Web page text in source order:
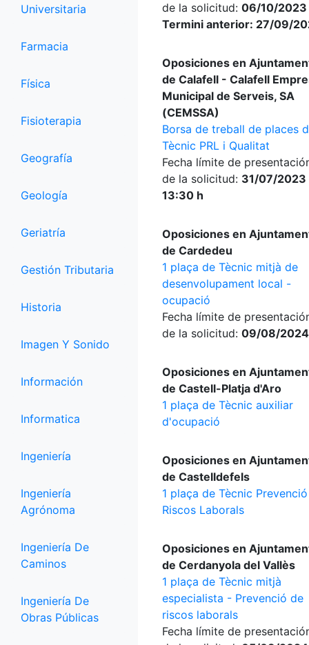
Universitaria
Farmacia
Física
Fisioterapia
Geografía
Geología
Geriatría
Gestión Tributaria
Historia
Imagen Y Sonido
Información
Informatica
Ingeniería
Ingeniería
Agrónoma
Ingeniería De
Caminos
Ingeniería De
Obras Públicas
de la solicitud: 06/10/
Termini anterior: 27/09/
Oposiciones en
de Calafell - Calafell
Municipal de Serveis, SA
(CEMSSA)
Borsa de treball de places
Tècnic PRL i Qualitat
Fecha límite de
de la solicitud: 31/07/2023
13:30 h
Oposiciones en
de Cardedeu
1 plaça de Tècnic mitjà de
desenvolupament local -
ocupació
Fecha límite de
de la solicitud: 09/08/2024
Oposiciones en
de Castell-Platja d'Aro
1 plaça de Tècnic auxiliar
d'ocupació
Oposiciones en
de Castelldefels
1 plaça de Tècnic
Riscos Laborals
Oposiciones en
de Cerdanyola del Vallès
1 plaça de Tècnic mitjà
especialista - Prevenció de
riscos laborals
Fecha límite de